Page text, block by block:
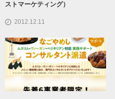
ストマーケティング）
2012.12.11